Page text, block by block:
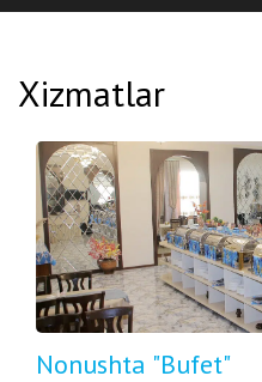
Xizmatlar
Nonushta "Bufet"